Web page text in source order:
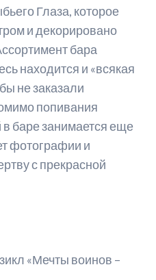
Глаза, которое
и декорировано
бара
находится и «всякая
не заказали
попивания
в баре занимается еще
фотографии и
с прекрасной
«Мечты воинов –